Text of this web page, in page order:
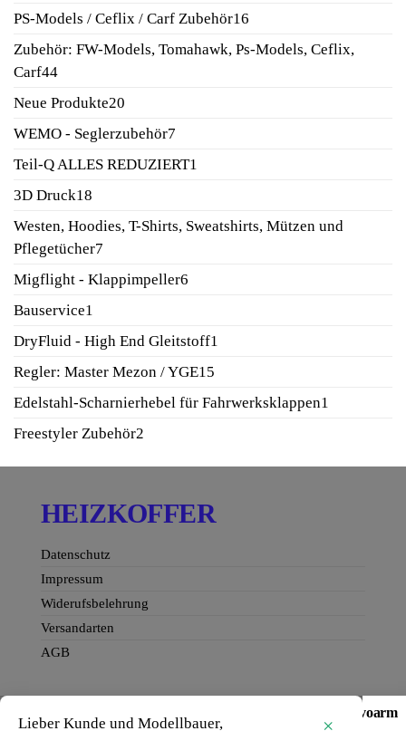
Produkte
PS-Models / Ceflix / Carf Zubehör16
Produkte
Zubehör: FW-Models, Tomahawk, Ps-Models, Ceflix,
Carf4444
Produkte
Neue Produkte20
Produkte
WEMO - Seglerzubehör7
Produkte
Teil-Q ALLES REDUZIERT1
3D Druck18
Produkte
Westen, Hoodies, T-Shirts, Sweatshirts, Mützen und
Pflegetücher7
Produkte
Migflight - Klappimpeller6
Bauservice1
Produkt
DryFluid - High End Gleitstoff1
Regler: Master Mezon / YGE15
Produkte
Edelstahl-Scharnierhebel für Fahrwerksklappen1
Freestyler Zubehör2
HEIZKOFFER
Datenschutz
Impressum
Widerufsbelehrung
Versandarten
AGB
Carbon Servorahmen mit Gegenlager HV85 – doppelservoarm
×
Lieber Kunde und Modellbauer,